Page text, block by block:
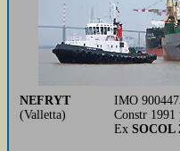
NEFRYT
(Valletta)
IMO
Constr
Ex SOCOL